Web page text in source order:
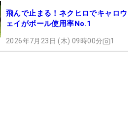
飛んで止まる！ネクヒロでキャロウ
ェイがボール使用率No.1
2026年7月23日 (木) 09時00分 1